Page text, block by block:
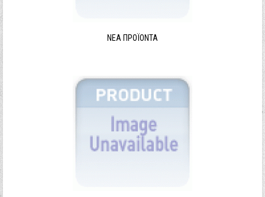
ΝΈΑ ΠΡΟΪΌΝΤΑ